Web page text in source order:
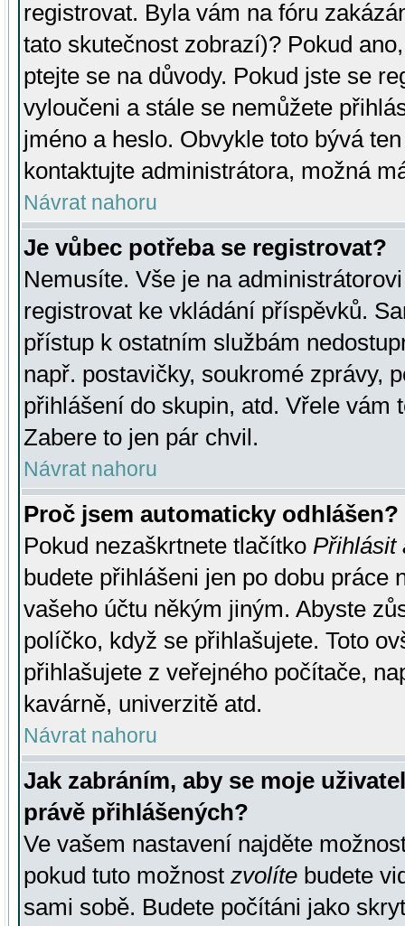
registrovat. Byla vám na fóru
tato skutečnost zobrazí)? Pokud
ptejte se na důvody. Pokud jste se
vyloučeni a stále se nemůžete
jméno a heslo. Obvykle toto bývá
kontaktujte administrátora, možná
Návrat nahoru
Je vůbec potřeba se registrovat?
Nemusíte. Vše je na
registrovat ke vkládání příspěvků.
přístup k ostatním službám
např. postavičky, soukromé zprávy,
přihlášení do skupin, atd. Vřele vám
Zabere to jen pár chvil.
Návrat nahoru
Proč jsem automaticky odhlášen?
Pokud nezaškrtnete tlačítko Přihlásit
budete přihlášeni jen po dobu práce
vašeho účtu někým jiným. Abyste
políčko, když se přihlašujete. Toto
přihlašujete z veřejného počítače,
kavárně, univerzitě atd.
Návrat nahoru
Jak zabráním, aby se moje
právě přihlášených?
Ve vašem nastavení najděte
pokud tuto možnost zvolíte budete
sami sobě. Budete počítáni jako